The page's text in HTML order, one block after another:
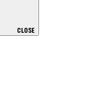
CLOSE